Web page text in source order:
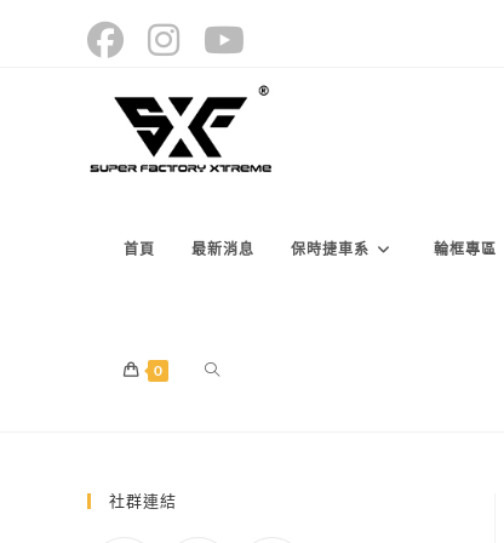
首頁 最新消息 保時捷車系 輪框專區
0 TOGGLE
社群連結